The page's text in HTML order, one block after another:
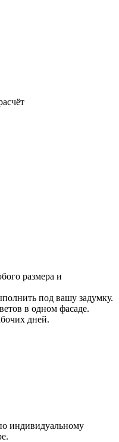
размера и
под вашу задумку.
в одном фасаде.
дней.
индивидуальному